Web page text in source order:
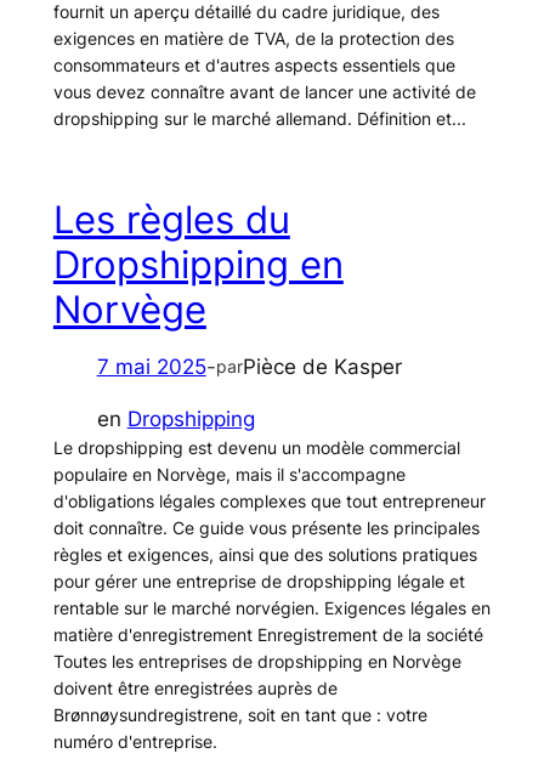
fournit un aperçu détaillé du cadre juridique, des
exigences en matière de TVA, de la protection des
consommateurs et d'autres aspects essentiels que
vous devez connaître avant de lancer une activité de
dropshipping sur le marché allemand. Définition et...
Les règles du
Dropshipping en
Norvège
7 mai 2025-parPièce de Kasper
en Dropshipping
Le dropshipping est devenu un modèle commercial
populaire en Norvège, mais il s'accompagne
d'obligations légales complexes que tout entrepreneur
doit connaître. Ce guide vous présente les principales
règles et exigences, ainsi que des solutions pratiques
pour gérer une entreprise de dropshipping légale et
rentable sur le marché norvégien. Exigences légales en
matière d'enregistrement Enregistrement de la société
Toutes les entreprises de dropshipping en Norvège
doivent être enregistrées auprès de
Brønnøysundregistrene, soit en tant que : votre
numéro d'entreprise.